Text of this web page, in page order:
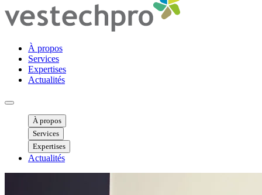
À propos
Services
Expertises
Actualités
Ouvrir menu mobile
À propos
Services
Expertises
Actualités